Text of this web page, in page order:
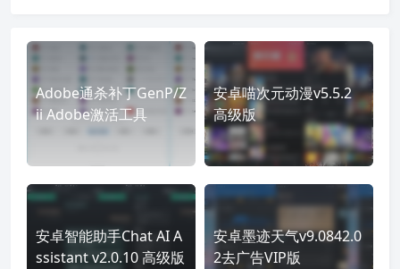
Adobe通杀补丁GenP/Z
ii Adobe激活工具
安卓喵次元动漫v5.5.2
高级版
安卓智能助手Chat AI A
ssistant v2.0.10 高级版
安卓墨迹天气v9.0842.0
2去广告VIP版